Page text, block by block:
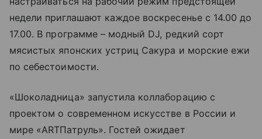
недели приглашают каждое воскресенье с 14.00 до
17.00. В программе – модный DJ, редкий сорт
мясистых японских устриц Сакура и морские ежи
по себестоимости.
«Шоколадница» запустила коллаборацию с
проектом о современном искусстве в России и
мире «ARTПатруль». Гостей ожидает